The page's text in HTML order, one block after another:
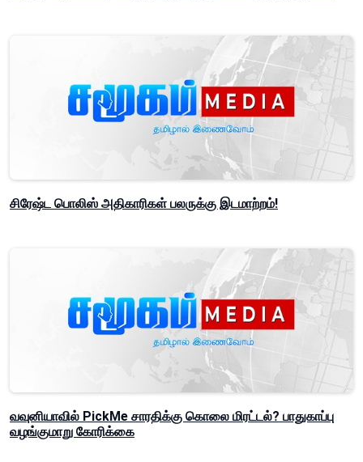
சிரேஷ்ட பொலிஸ் அதிகாரிகள் பலருக்கு இடமாற்றம்!
வவுனியாவில் PickMe சாரதிக்கு கொலை மிரட்டல்? பாதுகாப்பு
வழங்குமாறு கோரிக்கை